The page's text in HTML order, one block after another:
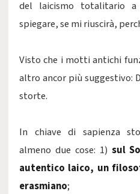
del laicismo totalitario a
spiegare, se mi riuscirà,
Visto che i motti antichi
altro ancor più suggestivo:
storte.
In chiave di sapienza
almeno due cose: 1) sul
autentico laico, un
erasmiano;